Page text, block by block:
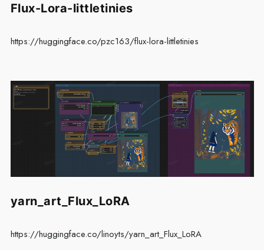
Flux-Lora-littletinies
https://huggingface.co/pzc163/flux-lora-littletinies
yarn_art_Flux_LoRA
https://huggingface.co/linoyts/yarn_art_Flux_LoRA